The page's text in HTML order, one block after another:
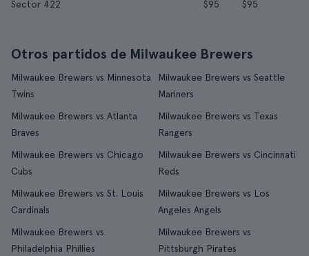
Sector 422 $95 $95
Otros partidos de Milwaukee Brewers
Milwaukee Brewers vs Minnesota
Twins
Milwaukee Brewers vs Seattle
Mariners
Milwaukee Brewers vs Atlanta
Braves
Milwaukee Brewers vs Texas
Rangers
Milwaukee Brewers vs Chicago
Cubs
Milwaukee Brewers vs Cincinnati
Reds
Milwaukee Brewers vs St. Louis
Cardinals
Milwaukee Brewers vs Los
Angeles Angels
Milwaukee Brewers vs
Philadelphia Phillies
Milwaukee Brewers vs
Pittsburgh Pirates